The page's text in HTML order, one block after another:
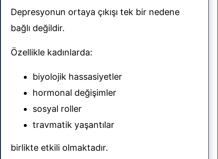
Depresyonun ortaya çıkışı tek bir nedene
bağlı değildir.
Özellikle kadınlarda:
biyolojik hassasiyetler
hormonal değişimler
sosyal roller
travmatik yaşantılar
birlikte etkili olmaktadır.